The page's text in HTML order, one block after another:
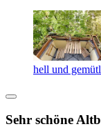
hell und
Sehr schöne